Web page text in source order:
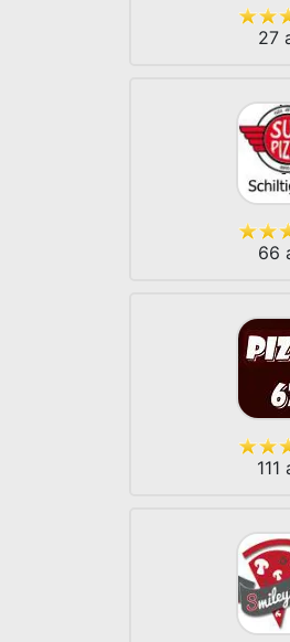
27
66
111